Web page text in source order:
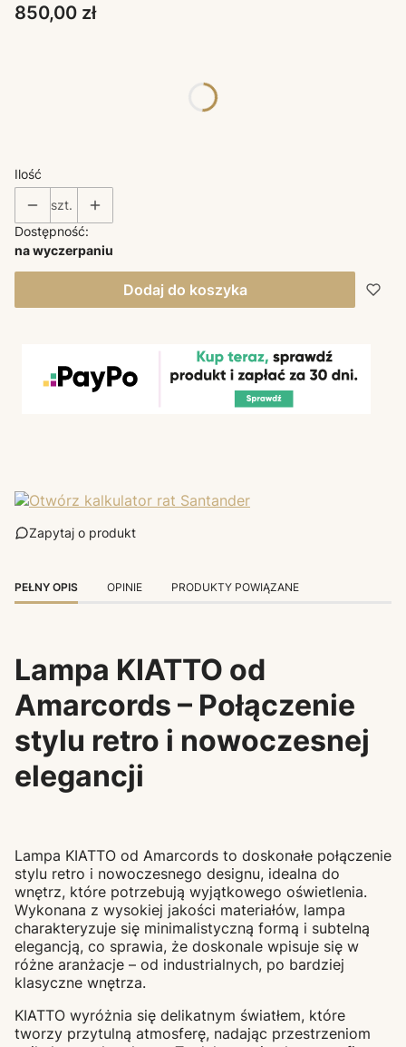
Cena
850,00 zł
Ilość
szt.
Dostępność:
na wyczerpaniu
Dodaj do koszyka
Zapytaj o produkt
PEŁNY OPIS OPINIE PRODUKTY POWIĄZANE
Lampa KIATTO od
Amarcords – Połączenie
stylu retro i nowoczesnej
elegancji
Lampa KIATTO od Amarcords to doskonałe połączenie
stylu retro i nowoczesnego designu, idealna do
wnętrz, które potrzebują wyjątkowego oświetlenia.
Wykonana z wysokiej jakości materiałów, lampa
charakteryzuje się minimalistyczną formą i subtelną
elegancją, co sprawia, że doskonale wpisuje się w
różne aranżacje – od industrialnych, po bardziej
klasyczne wnętrza.
KIATTO wyróżnia się delikatnym światłem, które
tworzy przytulną atmosferę, nadając przestrzeniom